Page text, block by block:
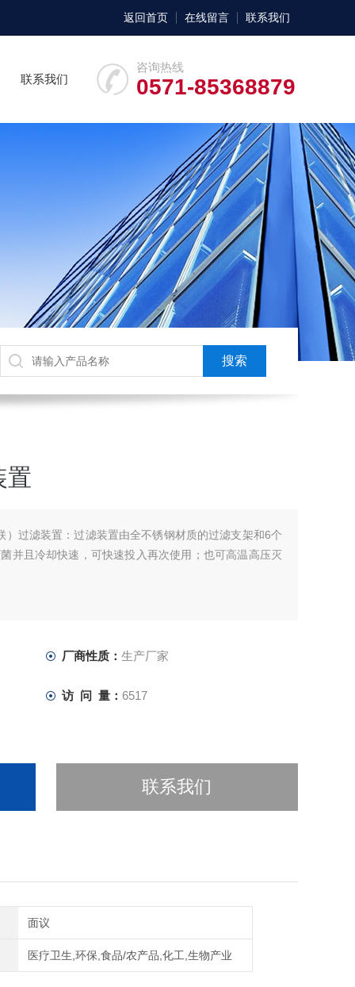
返回首页 在线留言 联系我们
咨询热线
0571-85368879
联系我们
置
）过滤装置：过滤装置由全不锈钢材质的过滤支架和6个
并且冷却快速，可快速投入再次使用；也可高温高压灭
厂商性质： 生产厂家
访 问 量： 6517
联系我们
面议
医疗卫生,环保,食品/农产品,化工,生物产业